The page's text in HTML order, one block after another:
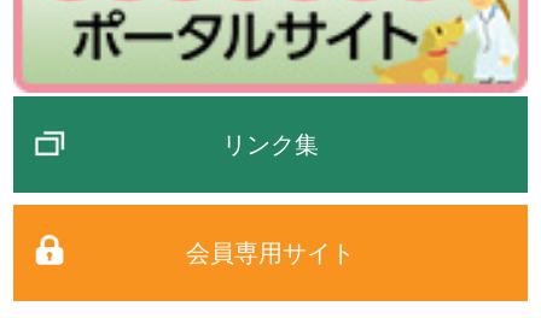
リンク集
会員専用サイト